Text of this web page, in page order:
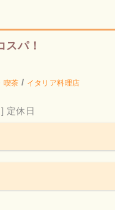
スパ！
喫茶 / イタリア料理店
定休日